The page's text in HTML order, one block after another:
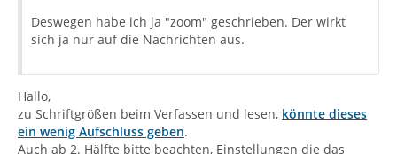
Deswegen habe ich ja "zoom" geschrieben. Der wirkt
sich ja nur auf die Nachrichten aus.
Hallo,
zu Schriftgrößen beim Verfassen und lesen, könnte dieses
ein wenig Aufschluss geben.
Auch ab 2. Hälfte bitte beachten, Einstellungen die das